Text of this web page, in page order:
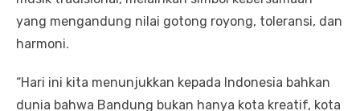
yang mengandung nilai gotong royong, toleransi, dan
harmoni.
“Hari ini kita menunjukkan kepada Indonesia bahkan
dunia bahwa Bandung bukan hanya kota kreatif, kota